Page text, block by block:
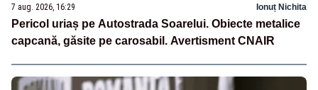
7 aug. 2026, 16:29 Ionuț Nichita
Pericol uriaș pe Autostrada Soarelui. Obiecte metalice
capcană, găsite pe carosabil. Avertisment CNAIR